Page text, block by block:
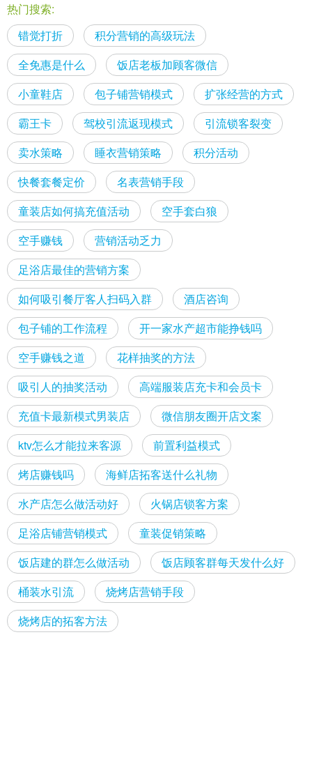
热门搜索:
错觉打折
积分营销的高级玩法
全免惠是什么
饭店老板加顾客微信
小童鞋店
包子铺营销模式
扩张经营的方式
霸王卡
驾校引流返现模式
引流锁客裂变
卖水策略
睡衣营销策略
积分活动
快餐套餐定价
名表营销手段
童装店如何搞充值活动
空手套白狼
空手赚钱
营销活动乏力
足浴店最佳的营销方案
如何吸引餐厅客人扫码入群
酒店咨询
包子铺的工作流程
开一家水产超市能挣钱吗
空手赚钱之道
花样抽奖的方法
吸引人的抽奖活动
高端服装店充卡和会员卡
充值卡最新模式男装店
微信朋友圈开店文案
ktv怎么才能拉来客源
前置利益模式
烤店赚钱吗
海鲜店拓客送什么礼物
水产店怎么做活动好
火锅店锁客方案
足浴店铺营销模式
童装促销策略
饭店建的群怎么做活动
饭店顾客群每天发什么好
桶装水引流
烧烤店营销手段
烧烤店的拓客方法